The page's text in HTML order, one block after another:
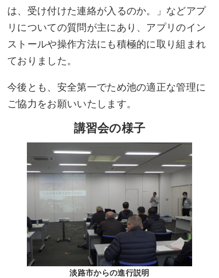
は、受け付けた連絡が入るのか。」などアプ
リについての質問が主にあり、アプリのイン
ストールや操作方法にも積極的に取り組まれ
ておりました。
今後とも、安全第一でため池の適正な管理に
ご協力をお願いいたします。
講習会の様子
淡路市からの進行説明